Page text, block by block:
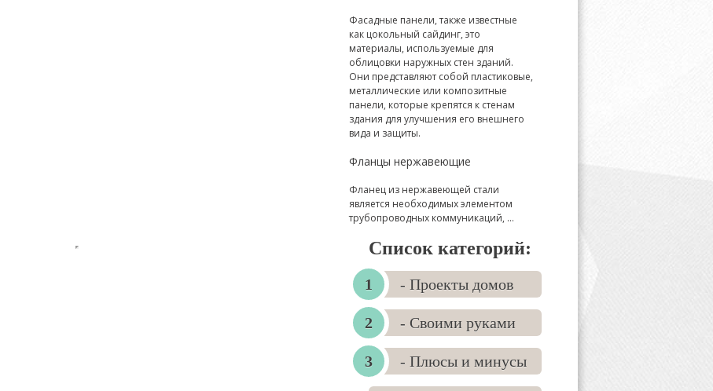
Фасадные панели, также известные
как цокольный сайдинг, это
материалы, используемые для
облицовки наружных стен зданий.
Они представляют собой пластиковые,
металлические или композитные
панели, которые крепятся к стенам
здания для улучшения его внешнего
вида и защиты.
Фланцы нержавеющие
Фланец из нержавеющей стали
является необходимых элементом
трубопроводных коммуникаций, ...
Список категорий:
- Проекты домов
- Своими руками
- Плюсы и минусы